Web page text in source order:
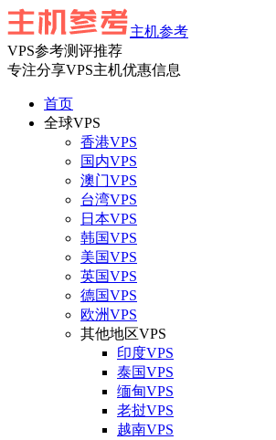
主机参考
VPS参考测评推荐
专注分享VPS主机优惠信息
首页
全球VPS
香港VPS
国内VPS
澳门VPS
台湾VPS
日本VPS
韩国VPS
美国VPS
英国VPS
德国VPS
欧洲VPS
其他地区VPS
印度VPS
泰国VPS
缅甸VPS
老挝VPS
越南VPS